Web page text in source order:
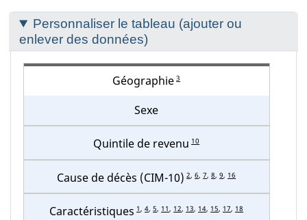
Section
to
customize
Personnaliser le tableau (ajouter ou
enlever des données)
Géographie 3
Sexe
Quintile de revenu 10
Cause de décès (CIM-10) 2, 6, 7, 8, 9, 16
Caractéristiques 1, 4, 5, 11, 12, 13, 14, 15, 17, 18